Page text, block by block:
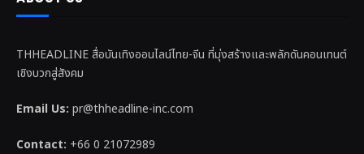
THHEADLINE สื่อบันเทิงออนไลน์ไทย-จีน ที่มุ่งสร้างและพลักดันคอนเทนต์
เชิงบวกสู่สังคม
Email Us: pr@thheadline-inc.com
Contact: +66 0 21072989